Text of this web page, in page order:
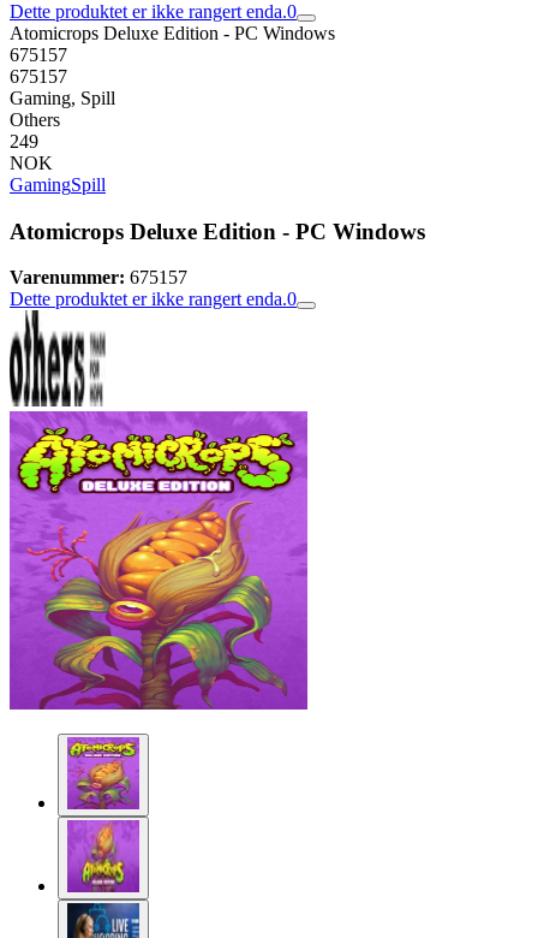
Dette produktet er ikke rangert enda.0
Atomicrops Deluxe Edition - PC Windows
675157
675157
Gaming, Spill
Others
249
NOK
GamingSpill
Atomicrops Deluxe Edition - PC Windows
Varenummer: 675157
Dette produktet er ikke rangert enda.0